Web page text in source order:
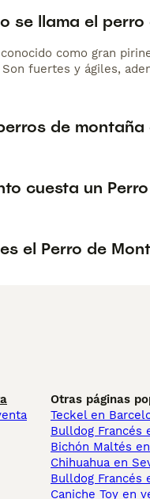
se llama el
conocido como gran
Son fuertes y ágiles,
de
cuesta un
el Perro de
Otras páginas
Teckel en
Bulldog Francés
Bichón Maltés
Chihuahua en
Bulldog Francés
Caniche Toy en